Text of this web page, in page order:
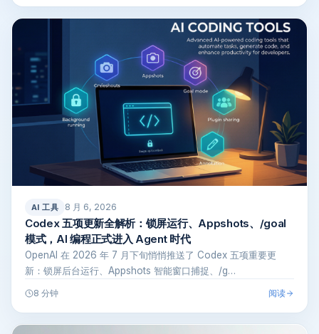
AI 工具 8 月 6, 2026
Codex 五项更新全解析：锁屏运行、Appshots、/goal
模式，AI 编程正式进入 Agent 时代
OpenAI 在 2026 年 7 月下旬悄悄推送了 Codex 五项重要更
新：锁屏后台运行、Appshots 智能窗口捕捉、/g…
8 分钟 阅读